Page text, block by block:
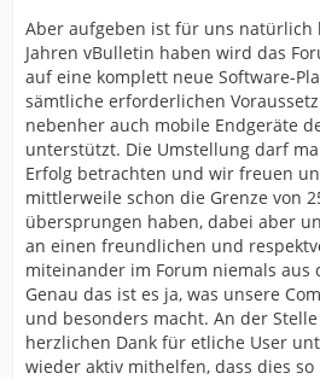
Aber aufgeben ist für uns natürlich
Jahren vBulletin haben wird das
auf eine komplett neue Software-
sämtliche erforderlichen
nebenher auch mobile Endgeräte
unterstützt. Die Umstellung darf
Erfolg betrachten und wir freuen
mittlerweile schon die Grenze von
übersprungen haben, dabei aber
an einen freundlichen und
miteinander im Forum niemals aus
Genau das ist es ja, was unsere
und besonders macht. An der
herzlichen Dank für etliche User
wieder aktiv mithelfen, dass dies